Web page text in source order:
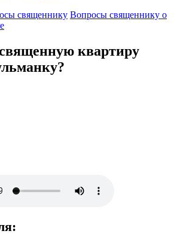
священнику Вопросы священнику о
квартиру